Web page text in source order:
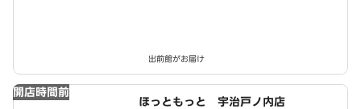
出前館がお届け
開店時間前
ほっともっと 宇治戸ノ内店